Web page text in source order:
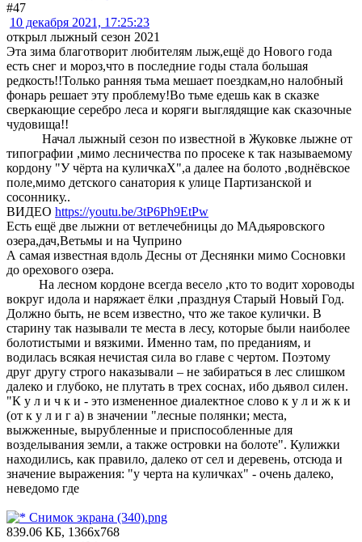
#47
10 декабря 2021, 17:25:23
открыл лыжный сезон 2021
Эта зима благотворит любителям лыж,ещё до Нового года
есть снег и мороз,что в последние годы стала большая
редкость!!Только ранняя тьма мешает поездкам,но налобный
фонарь решает эту проблему!Во тьме едешь как в сказке
сверкающие серебро леса и коряги выглядящие как сказочные
чудовища!!
Начал лыжный сезон по известной в Жуковке лыжне от
типографии ,мимо лесничества по просеке к так называемому
кордону "У чёрта на куличкаХ",а далее на болото ,воднёвское
поле,мимо детского санатория к улице Партизанской и
сосоннику..
ВИДЕО https://youtu.be/3tP6Ph9EtPw
Есть ещё две лыжни от ветлечебницы до МАдьяровского
озера,дач,Ветьмы и на Чуприно
А самая известная вдоль Десны от Деснянки мимо Сосновки
до орехового озера.
На лесном кордоне всегда весело ,кто то водит хороводы
вокруг идола и наряжает ёлки ,празднуя Старый Новый Год.
Должно быть, не всем известно, что же такое кулички. В
старину так называли те места в лесу, которые были наиболее
болотистыми и вязкими. Именно там, по преданиям, и
водилась всякая нечистая сила во главе с чертом. Поэтому
друг другу строго наказывали – не забираться в лес слишком
далеко и глубоко, не плутать в трех соснах, ибо дьявол силен.
"К у л и ч к и - это измененное диалектное слово к у л и ж к и
(от к у л и г а) в значении "лесные полянки; места,
выжженные, вырубленные и приспособленные для
возделывания земли, а также островки на болоте". Кулижки
находились, как правило, далеко от сел и деревень, отсюда и
значение выражения: "у черта на куличках" - очень далеко,
неведомо где
Снимок экрана (340).png
839.06 КБ, 1366x768